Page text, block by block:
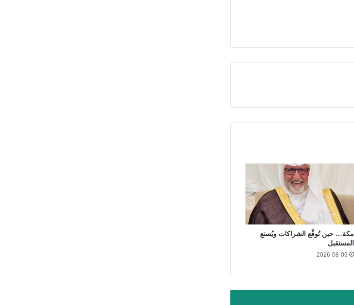
مكة… حين تُوقَّع الشراكات ويُصنع
المستقبل
2026-08-09